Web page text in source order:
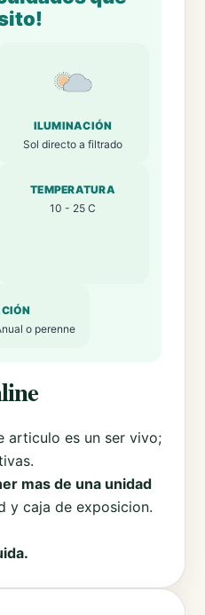
ILUMINACIÓN
Sol directo a filtrado
TEMPERATURA
10 - 25 C
o perenne
articulo es un ser vivo;
mas de una unidad
y caja de exposicion.